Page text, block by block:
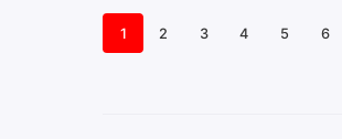
1 2 3 4 5 6